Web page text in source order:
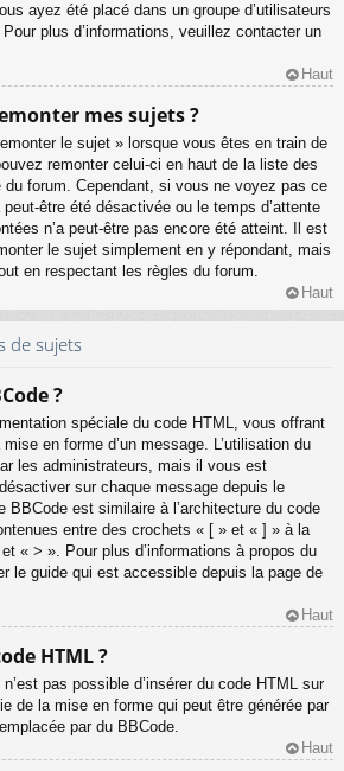
ayez été placé dans un groupe d’utilisateurs
plus d’informations, veuillez contacter un
Haut
mes sujets ?
le sujet » lorsque vous êtes en train de
remonter celui-ci en haut de la liste des
forum. Cependant, si vous ne voyez pas ce
être été désactivée ou le temps d’attente
n’a peut-être pas encore été atteint. Il est
le sujet simplement en y répondant, mais
en respectant les règles du forum.
Haut
de sujets
?
spéciale du code HTML, vous offrant
en forme d’un message. L’utilisation du
les administrateurs, mais il vous est
sur chaque message depuis le
BBCode est similaire à l’architecture du code
entre des crochets « [ » et « ] » à la
« > ». Pour plus d’informations à propos du
le guide qui est accessible depuis la page de
Haut
HTML ?
pas possible d’insérer du code HTML sur
de la mise en forme qui peut être générée par
par du BBCode.
Haut